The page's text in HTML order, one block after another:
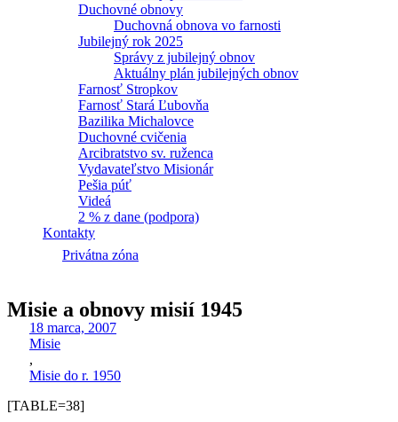
Duchovné obnovy
Duchovná obnova vo farnosti
Jubilejný rok 2025
Správy z jubilejný obnov
Aktuálny plán jubilejných obnov
Farnosť Stropkov
Farnosť Stará Ľubovňa
Bazilika Michalovce
Duchovné cvičenia
Arcibratstvo sv. ruženca
Vydavateľstvo Misionár
Pešia púť
Videá
2 % z dane (podpora)
Kontakty
Privátna zóna
Misie a obnovy misií 1945
18 marca, 2007
Misie
,
Misie do r. 1950
[TABLE=38]